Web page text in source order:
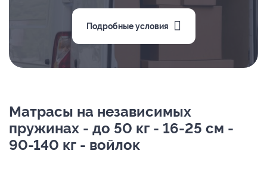
Подробные условия
Матрасы на независимых
пружинах - до 50 кг - 16-25 см -
90-140 кг - войлок